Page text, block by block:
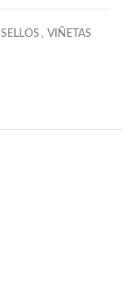
SELLOS , VIÑETAS